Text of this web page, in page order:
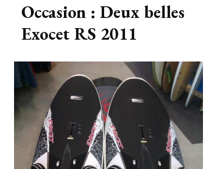
Occasion : Deux belles
Exocet RS 2011